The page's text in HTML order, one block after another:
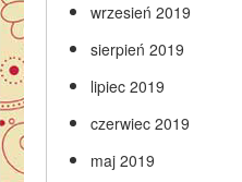
wrzesień 2019
sierpień 2019
lipiec 2019
czerwiec 2019
maj 2019